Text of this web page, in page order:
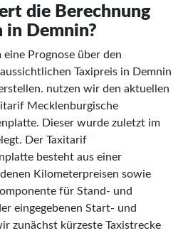
die Berechnung
in Demnin?
eine Prognose über den
Taxipreis in Demnin
nutzen wir den aktuellen
Mecklenburgische
Dieser wurde zuletzt im
Der Taxitarif
besteht aus einer
Kilometerpreisen sowie
für Stand- und
eingegebenen Start- und
zunächst kürzeste Taxistrecke